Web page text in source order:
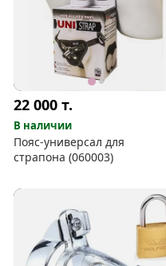
22 000т.
В наличии
Пояс-универсал для
страпона (060003)